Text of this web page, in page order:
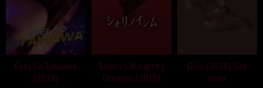
Feel So Tawawa
(2019)
Shiori’s Naughty
Dreams (2019)
Olla (2019) Sub
Indo